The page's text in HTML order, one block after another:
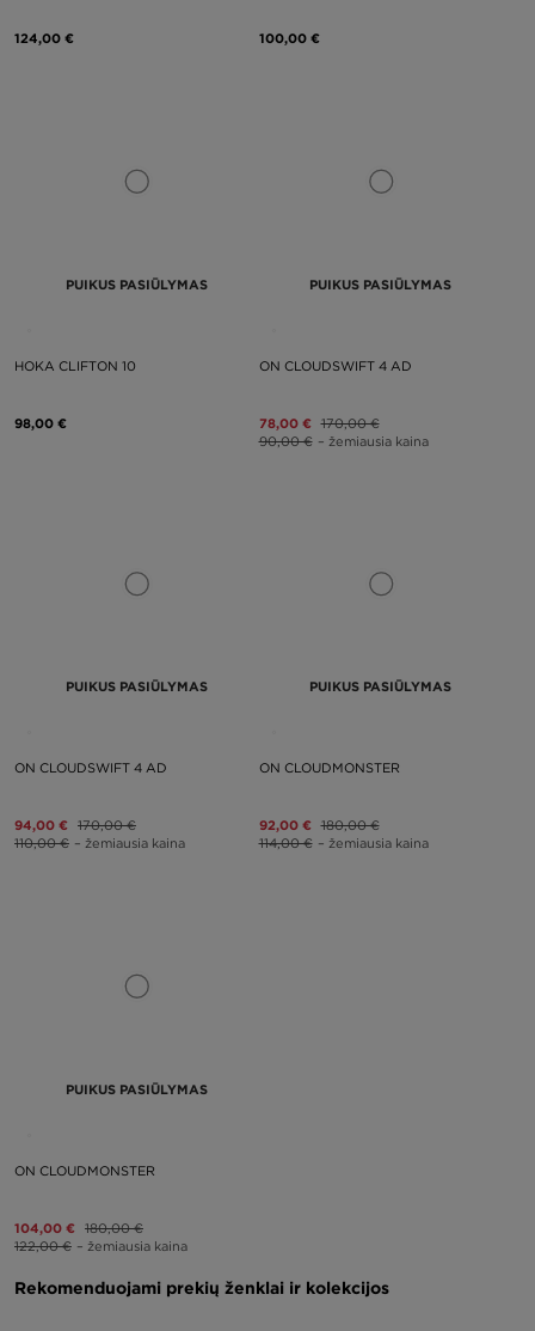
124,00 € 100,00 €
PUIKUS PASIŪLYMAS
HOKA CLIFTON 10
98,00 €
PUIKUS PASIŪLYMAS
ON CLOUDSWIFT 4 AD
78,00 € 170,00 €
90,00 € – žemiausia kaina
PUIKUS PASIŪLYMAS
ON CLOUDSWIFT 4 AD
94,00 € 170,00 €
110,00 € – žemiausia kaina
PUIKUS PASIŪLYMAS
ON CLOUDMONSTER
92,00 € 180,00 €
114,00 € – žemiausia kaina
PUIKUS PASIŪLYMAS
ON CLOUDMONSTER
104,00 € 180,00 €
122,00 € – žemiausia kaina
Rekomenduojami prekių ženklai ir kolekcijos